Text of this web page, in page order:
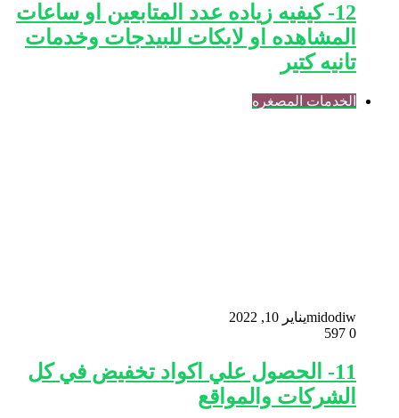
12- كيفيه زياده عدد المتابعين او ساعات
المشاهده او لايكات للبيدجات وخدمات
تانيه كتير
الخدمات المصغره
midodiwيناير 10, 2022
0
11- الحصول علي اكواد تخفيض في كل
الشركات والمواقع